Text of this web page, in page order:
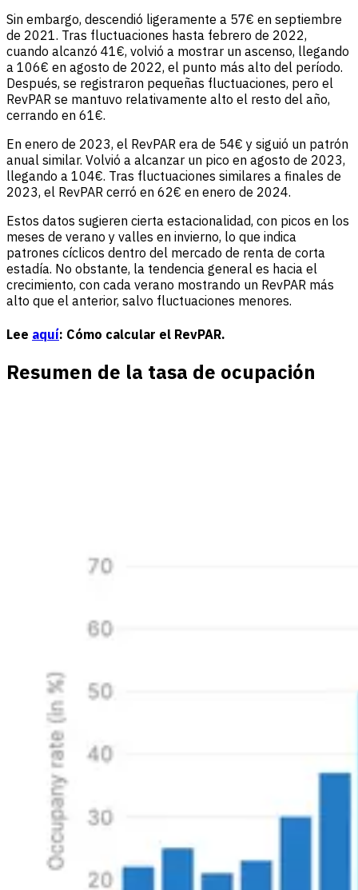
Sin embargo, descendió ligeramente a 57€ en septiembre
de 2021. Tras fluctuaciones hasta febrero de 2022,
cuando alcanzó 41€, volvió a mostrar un ascenso, llegando
a 106€ en agosto de 2022, el punto más alto del período.
Después, se registraron pequeñas fluctuaciones, pero el
RevPAR se mantuvo relativamente alto el resto del año,
cerrando en 61€.
En enero de 2023, el RevPAR era de 54€ y siguió un patrón
anual similar. Volvió a alcanzar un pico en agosto de 2023,
llegando a 104€. Tras fluctuaciones similares a finales de
2023, el RevPAR cerró en 62€ en enero de 2024.
Estos datos sugieren cierta estacionalidad, con picos en los
meses de verano y valles en invierno, lo que indica
patrones cíclicos dentro del mercado de renta de corta
estadía. No obstante, la tendencia general es hacia el
crecimiento, con cada verano mostrando un RevPAR más
alto que el anterior, salvo fluctuaciones menores.
Lee aquí: Cómo calcular el RevPAR.
Resumen de la tasa de ocupación